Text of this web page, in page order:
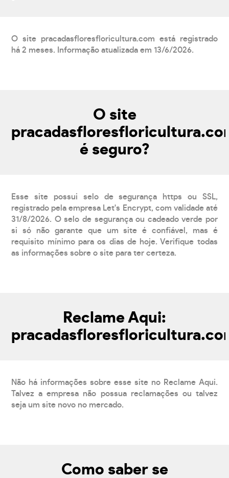
O site pracadasfloresfloricultura.com está registrado
há 2 meses. Informação atualizada em 13/6/2026.
O site
é seguro?
Esse site possui selo de segurança https ou SSL,
registrado pela empresa Let's Encrypt, com validade até
31/8/2026. O selo de segurança ou cadeado verde por
si só não garante que um site é confiável, mas é
requisito mínimo para os dias de hoje. Verifique todas
as informações sobre o site para ter certeza.
Reclame Aqui:
Não há informações sobre esse site no Reclame Aqui.
Talvez a empresa não possua reclamações ou talvez
seja um site novo no mercado.
Como saber se